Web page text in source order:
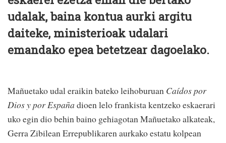
udalak, baina kontua aurki argitu
daiteke, ministerioak udalari
emandako epea betetzear dagoelako.
Mañuetako udal eraikin bateko leihoburuan Caídos por
Dios y por España dioen lelo frankista kentzeko eskaerari
uko egin dio behin baino gehiagotan Mañuetako alkateak,
Gerra Zibilean Errepublikaren aurkako estatu kolpean